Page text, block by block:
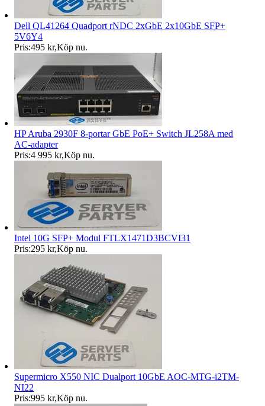
Dell QL41264 Quadport rNDC 2xGbE 2x10GbE SFP+
5V6Y4
Pris:495 kr,Köp nu.
HP Aruba 2930F 8-portar GbE PoE+ Switch JL258A med
AC-adapter
Pris:4 995 kr,Köp nu.
Intel 10G SFP+ Modul FTLX1471D3BCVI31
Pris:295 kr,Köp nu.
Supermicro X550 NIC Dualport 10GbE AOC-MTG-i2TM-
NI22
Pris:995 kr,Köp nu.